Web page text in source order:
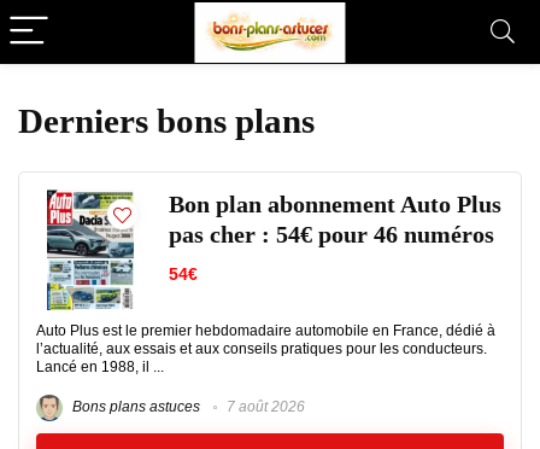
Derniers bons plans
Bon plan abonnement Auto Plus
pas cher : 54€ pour 46 numéros
54€
Auto Plus est le premier hebdomadaire automobile en France, dédié à
l’actualité, aux essais et aux conseils pratiques pour les conducteurs.
Lancé en 1988, il ...
Bons plans astuces 7 août 2026